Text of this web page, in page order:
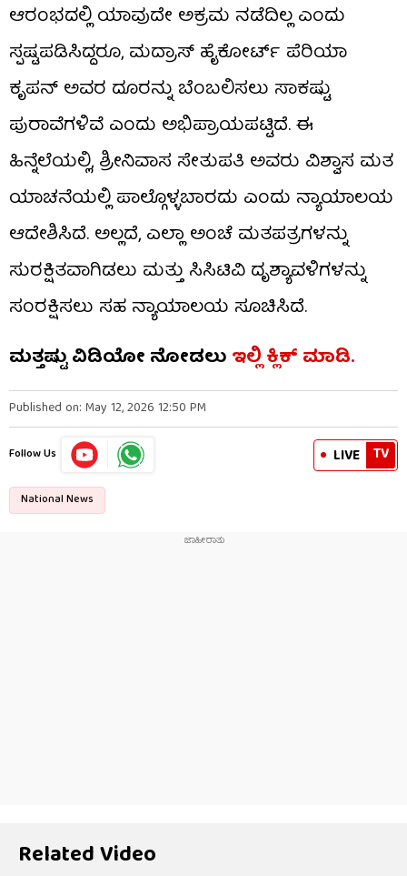
ಆರಂಭದಲ್ಲಿ ಯಾವುದೇ ಅಕ್ರಮ ನಡೆದಿಲ್ಲ ಎಂದು
ಸ್ಪಷ್ಟಪಡಿಸಿದ್ದರೂ, ಮದ್ರಾಸ್ ಹೈಕೋರ್ಟ್ ಪೆರಿಯಾ
ಕೃಪನ್ ಅವರ ದೂರನ್ನು ಬೆಂಬಲಿಸಲು ಸಾಕಷ್ಟು
ಪುರಾವೆಗಳಿವೆ ಎಂದು ಅಭಿಪ್ರಾಯಪಟ್ಟಿದೆ. ಈ
ಹಿನ್ನೆಲೆಯಲ್ಲಿ, ಶ್ರೀನಿವಾಸ ಸೇತುಪತಿ ಅವರು ವಿಶ್ವಾಸ ಮತ
ಯಾಚನೆಯಲ್ಲಿ ಪಾಲ್ಗೊಳ್ಳಬಾರದು ಎಂದು ನ್ಯಾಯಾಲಯ
ಆದೇಶಿಸಿದೆ. ಅಲ್ಲದೆ, ಎಲ್ಲಾ ಅಂಚೆ ಮತಪತ್ರಗಳನ್ನು
ಸುರಕ್ಷಿತವಾಗಿಡಲು ಮತ್ತು ಸಿಸಿಟಿವಿ ದೃಶ್ಯಾವಳಿಗಳನ್ನು
ಸಂರಕ್ಷಿಸಲು ಸಹ ನ್ಯಾಯಾಲಯ ಸೂಚಿಸಿದೆ.
ಮತ್ತಷ್ಟು ವಿಡಿಯೋ ನೋಡಲು ಇಲ್ಲಿ ಕ್ಲಿಕ್​​ ಮಾಡಿ.
Published on: May 12, 2026 12:50 PM
Follow Us LIVE TV
National News
Related Video